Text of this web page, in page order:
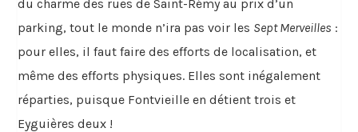
du charme des rues de Saint-Rémy au prix d’un
parking, tout le monde n’ira pas voir les Sept Merveilles :
pour elles, il faut faire des efforts de localisation, et
même des efforts physiques. Elles sont inégalement
réparties, puisque Fontvieille en détient trois et
Eyguières deux !